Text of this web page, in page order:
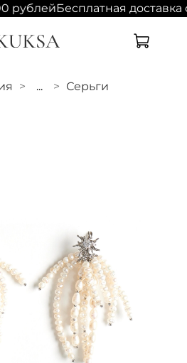
рублейБесплатная доставка
... Серьги